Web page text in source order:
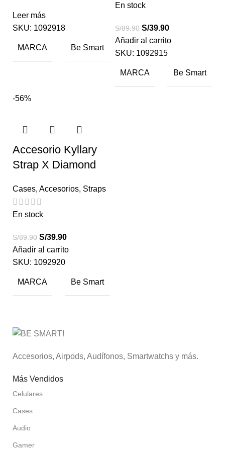
Leer más
SKU: 1092918
MARCA Be Smart
En stock
S/89.90 S/39.90
Añadir al carrito
SKU: 1092915
MARCA Be Smart
-56%
Accesorio Kyllary
Strap X Diamond
Cases, Accesorios, Straps
En stock
S/89.90 S/39.90
Añadir al carrito
SKU: 1092920
MARCA Be Smart
Accesorios, Airpods, Audífonos, Smartwatchs y más.
Más Vendidos
Celulares
Cases
Audio
Gamer